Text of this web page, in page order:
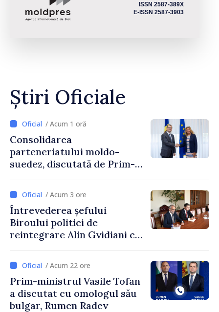
ISSN 2587-389X
E-ISSN 2587-3903
Știri Oficiale
/ Acum 1 oră
Consolidarea
parteneriatului moldo-
suedez, discutată de Prim-
Ambasadoarea Suediei,
Petra Lärke/ Acum 3 ore
Întrevederea șefului
Biroului politici de
reintegrare Alin Gvidiani cu
Comitetului Internațional al
Crucii Roșii în Moldova
/ Acum 22 ore
Prim-ministrul Vasile Tofan
a discutat cu omologul său
bulgar, Rumen Radev